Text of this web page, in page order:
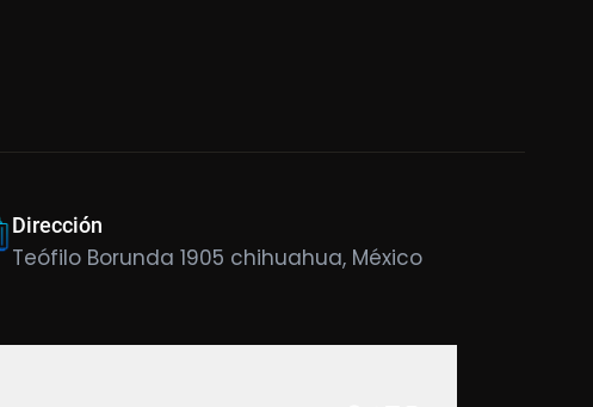
Dirección
Teófilo Borunda 1905 chihuahua, México